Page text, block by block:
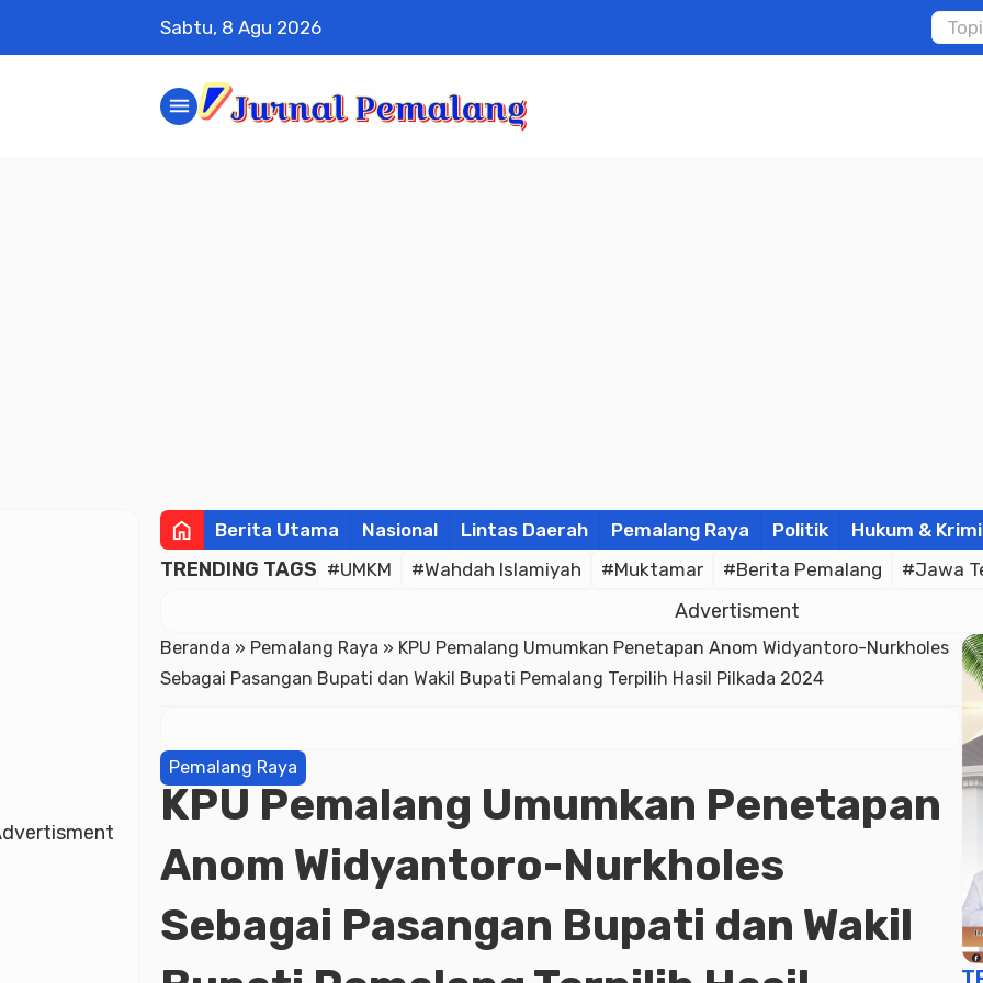
Sabtu, 8 Agu 2026
menu
home Berita Utama Nasional Lintas Daerah Pemalang Raya Politik Hukum &
TRENDING TAGS #UMKM #Wahdah Islamiyah #Muktamar #Berita Pemalang #Jawa
Advertisment
Beranda » Pemalang Raya » KPU Pemalang Umumkan Penetapan Anom Widyantoro-Nurkholes
Sebagai Pasangan Bupati dan Wakil Bupati Pemalang Terpilih Hasil Pilkada 2024
Pemalang Raya
KPU Pemalang Umumkan Penetapan
Anom Widyantoro-Nurkholes
Sebagai Pasangan Bupati dan Wakil